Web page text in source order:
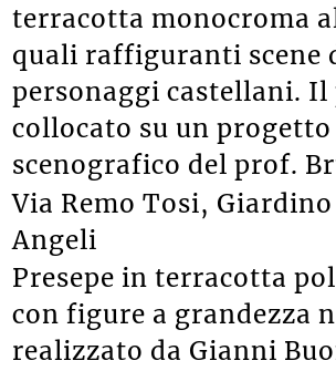
terracotta monocroma
quali raffiguranti scene
personaggi castellani. Il
collocato su un progetto
scenografico del prof.
Via Remo Tosi,
Angeli
Presepe in terracotta
con figure a grandezza
realizzato da Gianni